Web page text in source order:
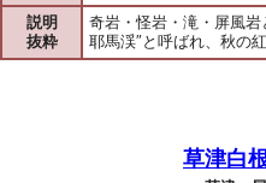
説明
抜粋
奇岩・怪岩・滝・屏風
耶馬渓″と呼ばれ、秋の
草津白